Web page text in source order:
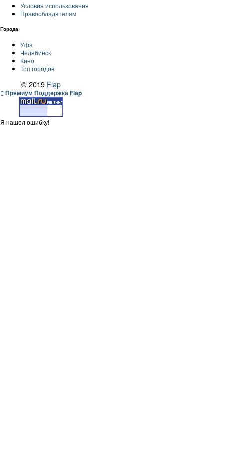
Условия использования
Правообладателям
Города
Уфа
Челябинск
Кино
Топ городов
© 2019 Flap
Премиум Поддержка Flap
Я нашел ошибку!